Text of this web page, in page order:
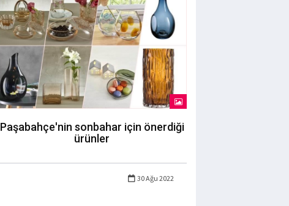
Paşabahçe'nin sonbahar için önerdiği
ürünler
30 Ağu 2022